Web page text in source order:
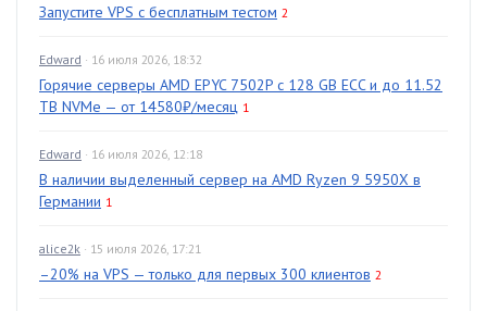
Запустите VPS с бесплатным тестом 2
Edward · 16 июля 2026, 18:32
Горячие серверы AMD EPYC 7502P с 128 GB ECC и до 11.52
TB NVMe — от 14580₽/месяц 1
Edward · 16 июля 2026, 12:18
В наличии выделенный сервер на AMD Ryzen 9 5950X в
Германии 1
alice2k · 15 июля 2026, 17:21
–20% на VPS — только для первых 300 клиентов 2